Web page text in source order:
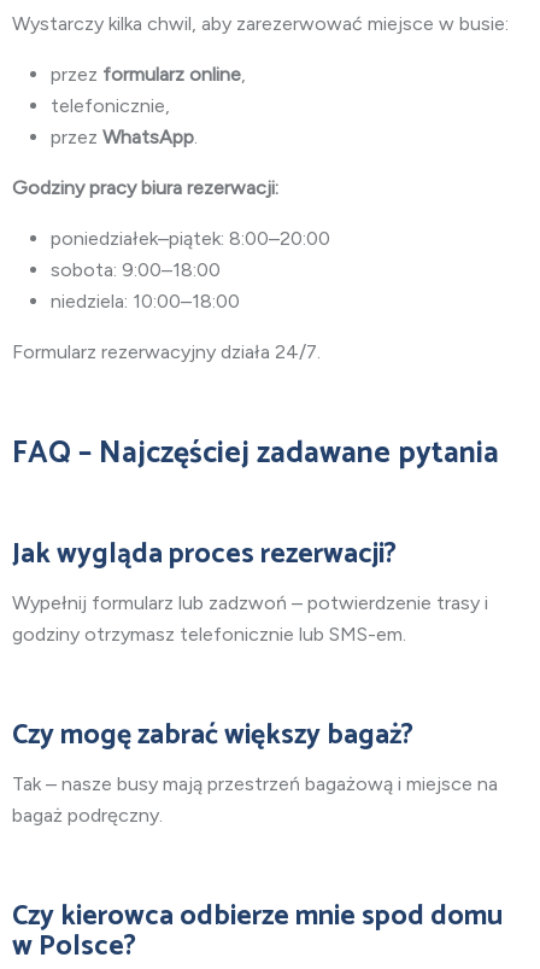
Wystarczy kilka chwil, aby zarezerwować miejsce w busie:
przez formularz online
telefonicznie,
przez WhatsApp
Godziny pracy biura rezerwacji:
poniedziałek–piątek: 8:00–20:00
sobota: 9:00–18:00
niedziela: 10:00–18:00
Formularz rezerwacyjny działa 24/7.
FAQ – Najczęściej zadawane pytania
Jak wygląda proces rezerwacji?
Wypełnij formularz lub zadzwoń – potwierdzenie trasy i
godziny otrzymasz telefonicznie lub SMS-em.
Czy mogę zabrać większy bagaż?
Tak – nasze busy mają przestrzeń bagażową i miejsce na
bagaż podręczny.
Czy kierowca odbierze mnie spod domu
w Polsce?